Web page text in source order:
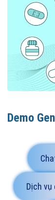
Demo
Dịch vụ